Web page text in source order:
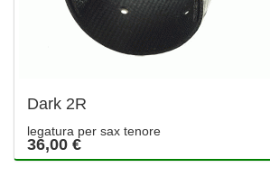
Dark 2R
legatura per sax tenore
36,00 €